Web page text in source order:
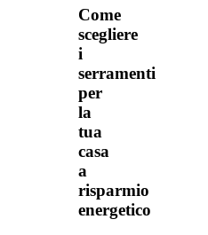
Come
scegliere
i
serramenti
per
la
tua
a
risparmio
energetico
Come
scegliere
i
serramenti
per
la
tua
casa
a
risparmio
energetico